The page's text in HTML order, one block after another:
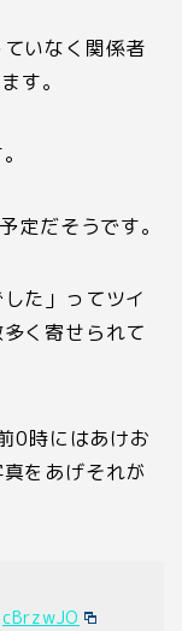
いなく関係者
す。
定だそうです。
た」ってツイ
く寄せられて
0時にはあけお
をあげそれが